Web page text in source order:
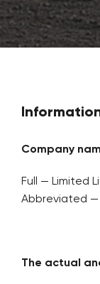
Company
Full — Limited
Abbreviated —
The actual